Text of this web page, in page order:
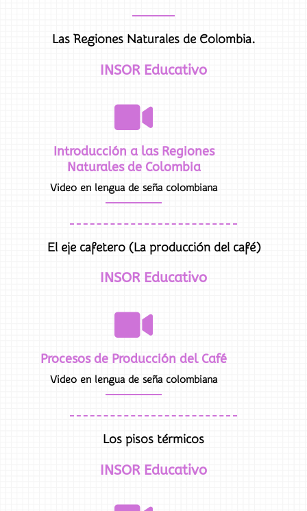
Las Regiones Naturales de Colombia.
INSOR Educativo
Introducción a las Regiones
Naturales de Colombia
Video en lengua de seña colombiana
El eje cafetero (La producción del café)
INSOR Educativo
Procesos de Producción del Café
Video en lengua de seña colombiana
Los pisos térmicos
INSOR Educativo